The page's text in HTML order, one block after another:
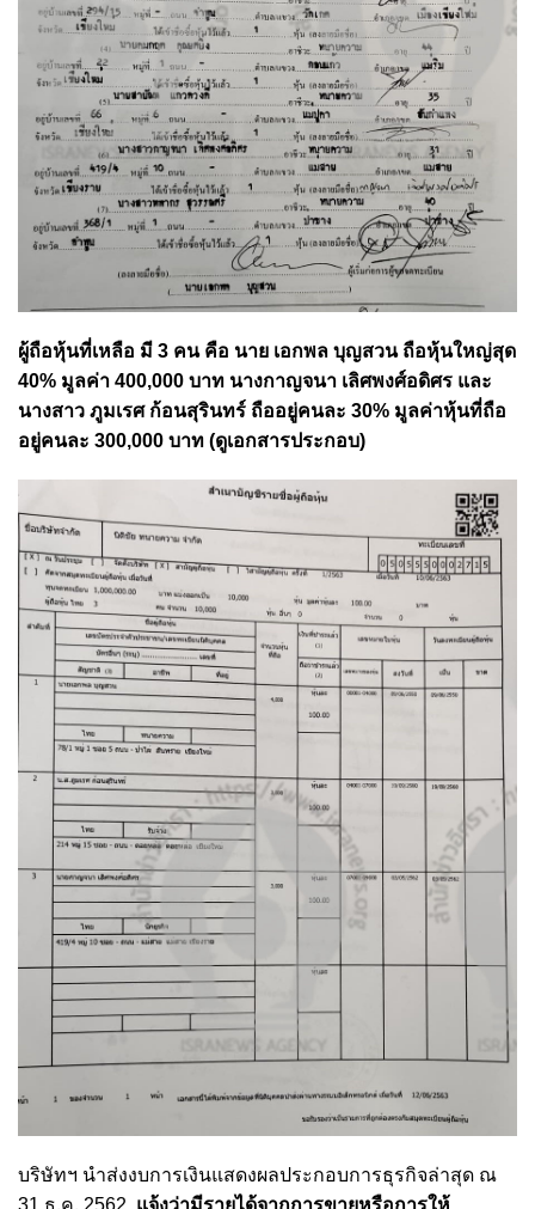
ผู้ถือหุ้นที่เหลือ มี 3 คน คือ นาย เอกพล บุญสวน ถือหุ้นใหญ่สุด
40% มูลค่า 400,000 บาท นางกาญจนา เลิศพงศ์อดิศร และ
นางสาว ภูมเรศ ก้อนสุรินทร์ ถืออยู่คนละ 30% มูลค่าหุ้นที่ถือ
อยู่คนละ 300,000 บาท (ดูเอกสารประกอบ)
บริษัทฯ นำส่งงบการเงินแสดงผลประกอบการธุรกิจล่าสุด ณ
31 ธ.ค. 2562 แจ้งว่ามีรายได้จากการขายหรือการให้